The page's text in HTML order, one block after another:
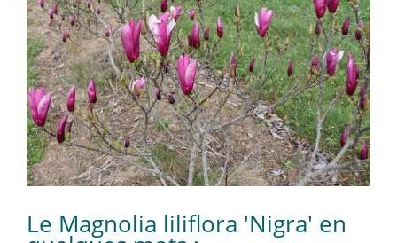
Le Magnolia liliflora 'Nigra' en